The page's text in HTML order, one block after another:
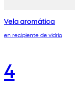
Vela aromática
en recipiente de vidrio
4